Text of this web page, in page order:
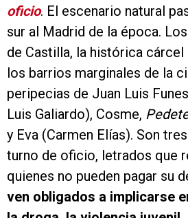
oficio. El escenario natural
sur al Madrid de la época.
de Castilla, la histórica cárcel
los barrios marginales de la
peripecias de Juan Luis
Luis Galiardo), Cosme,
y Eva (Carmen Elías). Son
turno de oficio, letrados que
quienes no pueden pagar su
ven obligados a implicarse